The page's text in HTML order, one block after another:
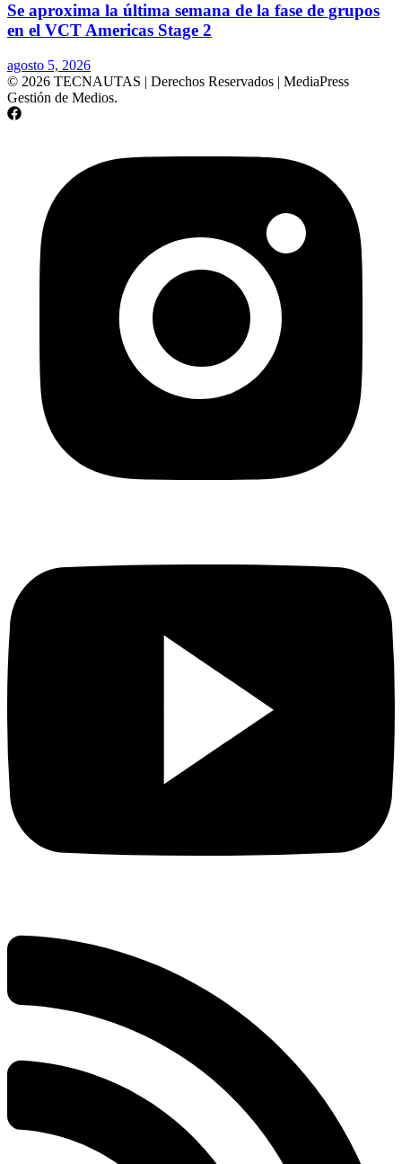
Se aproxima la última semana de la fase de grupos
en el VCT Americas Stage 2
agosto 5, 2026
© 2026 TECNAUTAS | Derechos Reservados | MediaPress
Gestión de Medios.